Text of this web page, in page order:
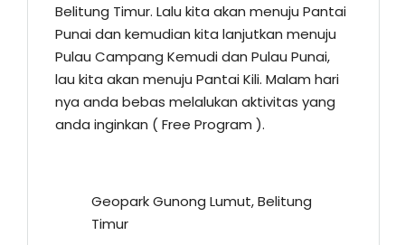
Belitung Timur. Lalu kita akan menuju Pantai
Punai dan kemudian kita lanjutkan menuju
Pulau Campang Kemudi dan Pulau Punai,
lau kita akan menuju Pantai Kili. Malam hari
nya anda bebas melalukan aktivitas yang
anda inginkan ( Free Program ).
Geopark Gunong Lumut, Belitung
Timur